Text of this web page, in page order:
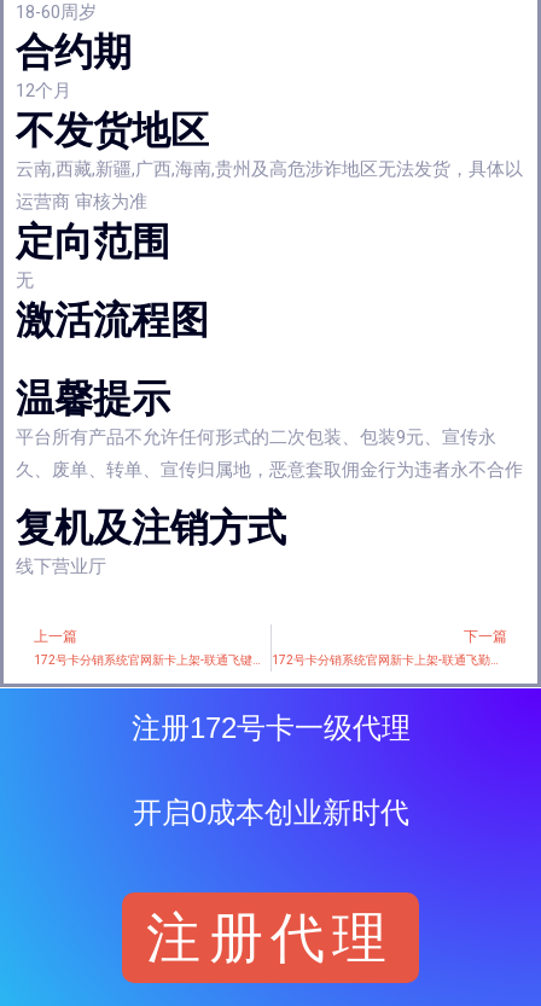
18-60周岁
合约期
12个月
不发货地区
云南,西藏,新疆,广西,海南,贵州及高危涉诈地区无法发货，具体以
运营商 审核为准
定向范围
无
激活流程图
温馨提示
平台所有产品不允许任何形式的二次包装、包装9元、宣传永
久、废单、转单、宣传归属地，恶意套取佣金行为违者永不合作
复机及注销方式
线下营业厅
Prev
上一篇
172号卡分销系统官网新卡上架-联通飞键卡【29元200G+会员权益】
下一篇
172号卡分销系统官网新卡上架-联通飞勤卡【29元150G+100分钟】【仅发浙江】
注册172号卡一级代理
开启0成本创业新时代
注册代理